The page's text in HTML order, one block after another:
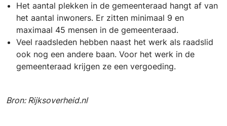
Het aantal plekken in de gemeenteraad hangt af van
het aantal inwoners. Er zitten minimaal 9 en
maximaal 45 mensen in de gemeenteraad.
Veel raadsleden hebben naast het werk als raadslid
ook nog een andere baan. Voor het werk in de
gemeenteraad krijgen ze een vergoeding.
Bron: Rijksoverheid.nl